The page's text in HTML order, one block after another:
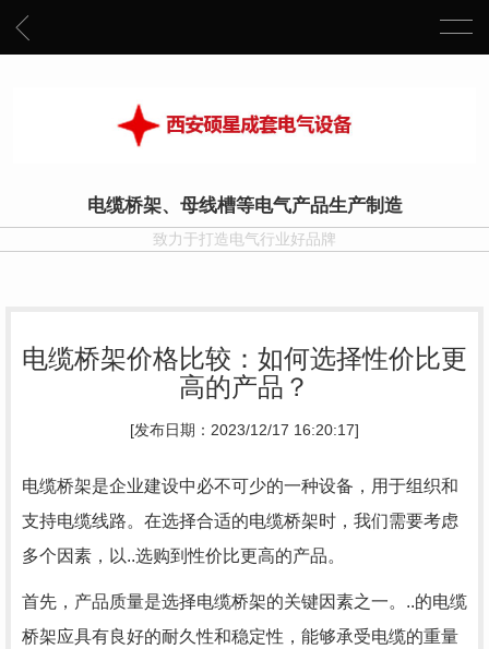
电缆桥架、母线槽等电气产品生产制造
致力于打造电气行业好品牌
电缆桥架价格比较：如何选择性价比更
高的产品？
[发布日期：2023/12/17 16:20:17]
电缆桥架是企业建设中必不可少的一种设备，用于组织和
支持电缆线路。在选择合适的电缆桥架时，我们需要考虑
多个因素，以..选购到性价比更高的产品。
首先，产品质量是选择电缆桥架的关键因素之一。..的电缆
桥架应具有良好的耐久性和稳定性，能够承受电缆的重量